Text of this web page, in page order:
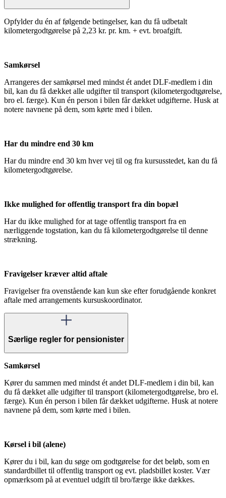
Opfylder du én af følgende betingelser, kan du få udbetalt
kilometergodtgørelse på 2,23 kr. pr. km. + evt. broafgift.
Samkørsel
Arrangeres der samkørsel med mindst ét andet DLF-medlem i din
bil, kan du få dækket alle udgifter til transport (kilometergodtgørelse,
bro el. færge). Kun én person i bilen får dækket udgifterne. Husk at
notere navnene på dem, som kørte med i bilen.
Har du mindre end 30 km
Har du mindre end 30 km hver vej til og fra kursusstedet, kan du få
kilometergodtgørelse.
Ikke mulighed for offentlig transport fra din bopæl
Har du ikke mulighed for at tage offentlig transport fra en
nærliggende togstation, kan du få kilometergodtgørelse til denne
strækning.
Fravigelser kræver altid aftale
Fravigelser fra ovenstående kan kun ske efter forudgående konkret
aftale med arrangements kursuskoordinator.
Særlige regler for pensionister
Samkørsel
Kører du sammen med mindst ét andet DLF-medlem i din bil, kan
du få dækket alle udgifter til transport (kilometergodtgørelse, bro el.
færge). Kun én person i bilen får dækket udgifterne. Husk at notere
navnene på dem, som kørte med i bilen.
Kørsel i bil (alene)
Kører du i bil, kan du søge om godtgørelse for det beløb, som en
standardbillet til offentlig transport og evt. pladsbillet koster. Vær
opmærksom på at eventuel udgift til bro/færge ikke dækkes.